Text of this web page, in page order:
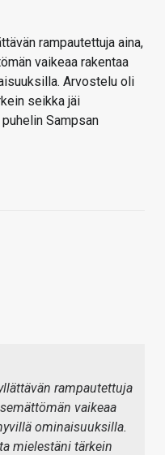
rampautettuja aina,
vaikeaa rakentaa
Arvostelu oli
seikka jäi
Sampsan
rampautettuja
vaikeaa
ominaisuuksilla.
mielestäni tärkein